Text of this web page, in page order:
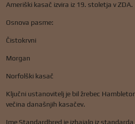
Ameriški kasač izvira iz 19. stoletja v ZDA.
Osnova pasme:
Čistokrvni
Morgan
Norfolški kasač
Ključni ustanovitelj je bil žrebec
večina današnjih kasačev.
Ime Standardbred je izhajalo iz